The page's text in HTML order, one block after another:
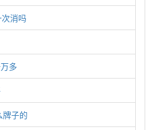
消吗
多
子的